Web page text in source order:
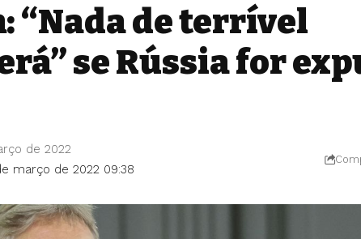
“Nada de terrível
se Rússia for
março de 2022 09:38
de 2022